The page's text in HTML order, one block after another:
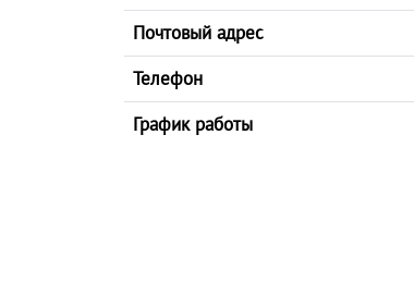
Почтовый адрес
Телефон
График работы